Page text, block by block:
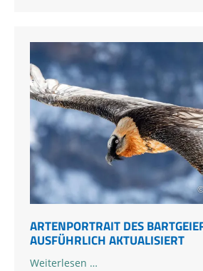
ARTENPORTRAIT DES
AUSFÜHRLICH AKTUALISIERT
Weiterlesen …Artenportrait